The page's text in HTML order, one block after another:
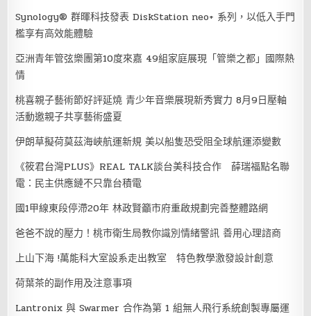
Synology® 群暉科技發表 DiskStation neo+ 系列，以低入手門
檻享有高效能體驗
亞洲青年管弦樂團第10度來嘉 49組家庭展現「管樂之都」國際熱
情
桃喜親子藝術節好評延燒 青少年音樂展現新秀實力 8月9日壓軸
活動邀親子共享藝術盛夏
伊朗草擬荷莫茲海峽航運新規 美以船隻恐受阻全球航運添變數
《筱君台灣PLUS》REAL TALK談台美科技合作 薛瑞福點名聯
電：民主供應鏈不只靠台積電
國1甲線東段停滯20年 林政賢籲市府重啟規劃完善整體路網
爸爸不說的壓力！桃市衛生局教你識別情緒警訊 善用心理諮商
上山下海 !萬能科大室設系走出教室 特色教學激發設計創意
荷葉茶的副作用及注意事項
Lantronix 與 Swarmer 合作為第 1 組無人飛行系統創製專屬運